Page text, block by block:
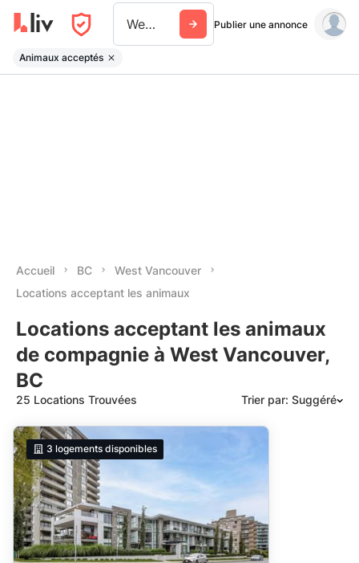
West Vancouver Publier une annonce
Animaux acceptés
Accueil BC
West Vancouver
Locations acceptant les animaux
Locations acceptant les animaux
de compagnie à West Vancouver,
BC
25 Locations Trouvées Trier par: Suggéré
Suggéré
Date: les plus récents d’abord
Date: les plus anciens d’abord
Prix - $$$ à $
3 logements disponibles